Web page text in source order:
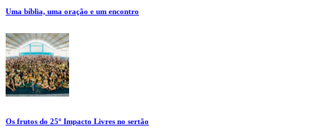
Uma bíblia, uma oração e um encontro
Os frutos do 25º Impacto Livres no sertão